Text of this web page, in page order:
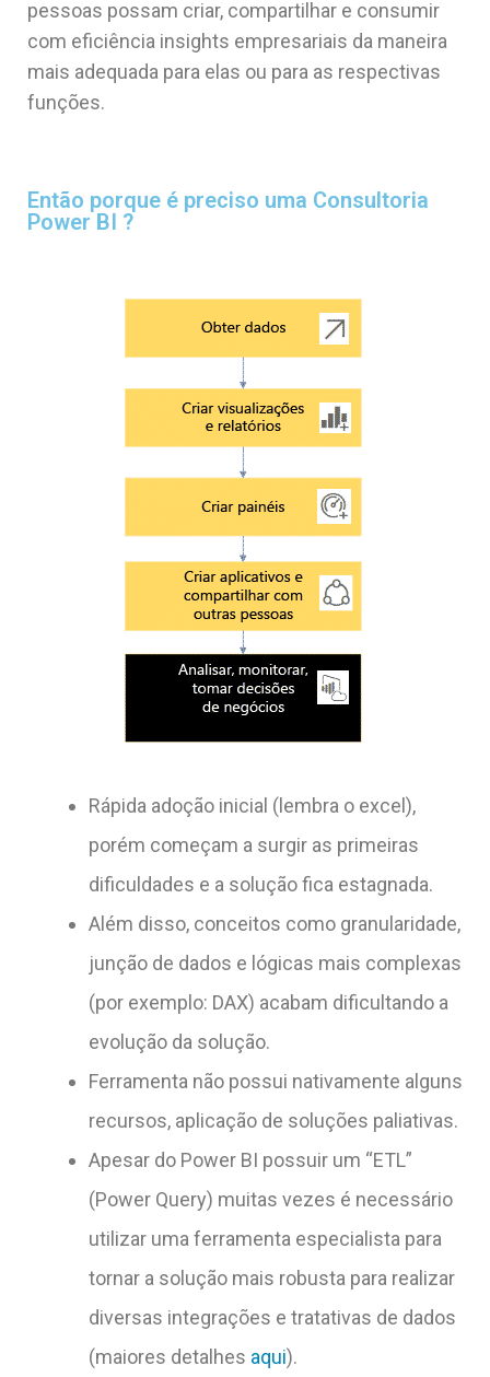
pessoas possam criar, compartilhar e consumir
com eficiência insights empresariais da maneira
mais adequada para elas ou para as respectivas
funções.
Então porque é preciso uma Consultoria
Power BI ?
Rápida adoção inicial (lembra o excel),
porém começam a surgir as primeiras
dificuldades e a solução fica estagnada.
Além disso, conceitos como granularidade,
junção de dados e lógicas mais complexas
(por exemplo: DAX) acabam dificultando a
evolução da solução.
Ferramenta não possui nativamente alguns
recursos, aplicação de soluções paliativas.
Apesar do Power BI possuir um “ETL”
(Power Query) muitas vezes é necessário
utilizar uma ferramenta especialista para
tornar a solução mais robusta para realizar
diversas integrações e tratativas de dados
(maiores detalhes aqui).